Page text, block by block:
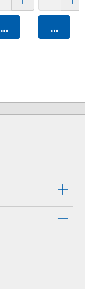
카트에 담기 카트에